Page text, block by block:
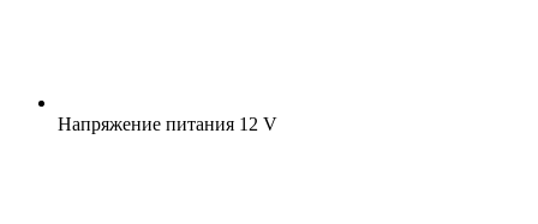
Напряжение питания 12 V